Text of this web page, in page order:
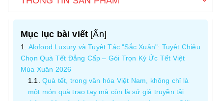
Mục lục bài viết [Ẩn]
Alofood Luxury và Tuyệt Tác "Sắc Xuân": Tuyệt Chiêu
Chọn Quà Tết Đẳng Cấp – Gói Trọn Ký Ức Tết Việt
Mùa Xuân 2026
Quà tết, trong văn hóa Việt Nam, không chỉ là
một món quà trao tay mà còn là sứ giả truyền tải